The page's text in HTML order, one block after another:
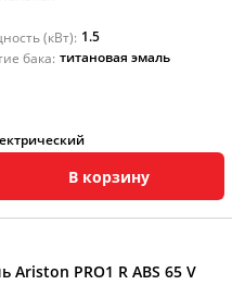
(кВт): 1.5
бака: титановая эмаль
В корзину
Ariston PRO1 R ABS 65 V